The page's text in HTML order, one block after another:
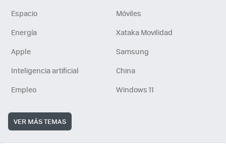
Espacio
Móviles
Energía
Xataka Movilidad
Apple
Samsung
Inteligencia artificial
China
Empleo
Windows 11
VER MÁS TEMAS